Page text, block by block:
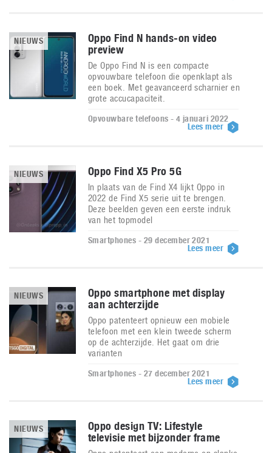
NIEUWS
Oppo Find N hands-on video
preview
De Oppo Find N is een compacte
opvouwbare telefoon die openklapt als
een boek. Met geavanceerd scharnier en
grote accucapaciteit.
Opvouwbare telefoons - 4 januari 2022
Lees meer
NIEUWS Oppo Find X5 Pro 5G
In plaats van de Find X4 lijkt Oppo in
2022 de Find X5 serie uit te brengen.
Deze beelden geven een eerste indruk
van het topmodel
Smartphones - 29 december 2021
Lees meer
NIEUWS
Oppo smartphone met display
aan achterzijde
Oppo patenteert opnieuw een mobiele
telefoon met een klein tweede scherm
op de achterzijde. Het gaat om drie
varianten
Smartphones - 27 december 2021
Lees meer
NIEUWS
Oppo design TV: Lifestyle
televisie met bijzonder frame